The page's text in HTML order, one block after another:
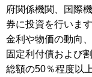
府関係機関、国際
券に投資を行いま
金利や物価の動向
固定利付債および
総額の50％程度以